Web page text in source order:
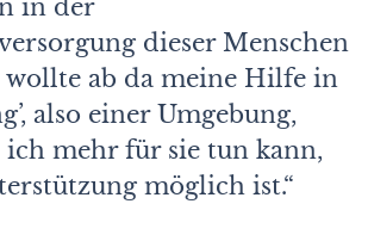
in der
dieser Menschen
wollte ab da meine Hilfe in
also einer Umgebung,
ich mehr für sie tun kann,
möglich ist.“